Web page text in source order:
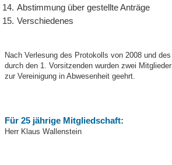
Abstimmung über gestellte Anträge
Verschiedenes
Nach Verlesung des Protokolls von 2008 und
durch den 1. Vorsitzenden wurden zwei
zur Vereinigung in Abwesenheit geehrt.
Für 25 jährige Mitgliedschaft:
Herr Klaus Wallenstein